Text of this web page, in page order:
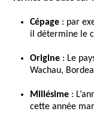
Cépage : par
il détermine le
Origine : Le
Wachau,
Millésime :
cette année